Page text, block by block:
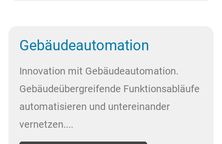
Gebäudeautomation
Innovation mit Gebäudeautomation.
Gebäudeübergreifende Funktionsabläufe
automatisieren und untereinander
vernetzen....